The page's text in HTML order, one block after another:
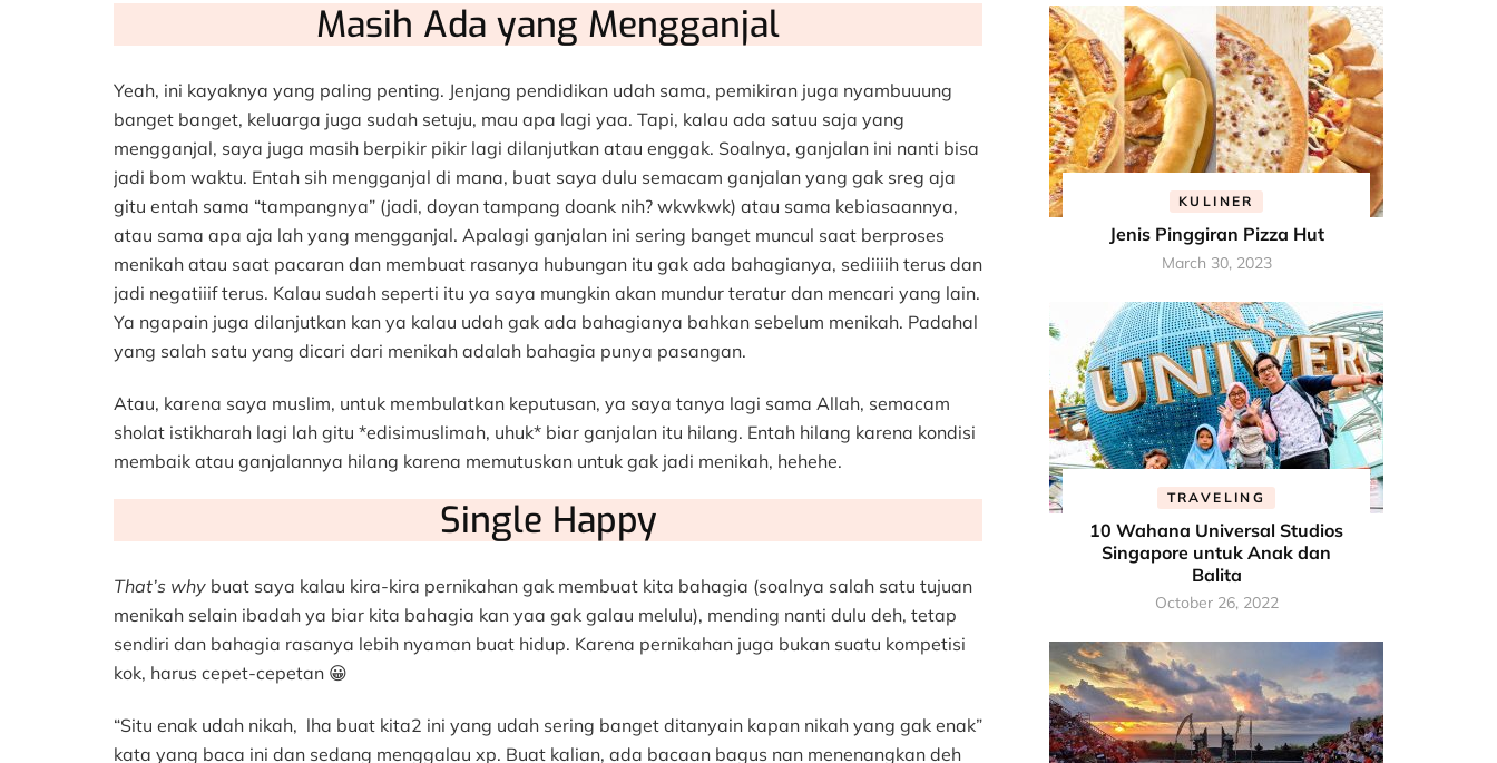
Masih Ada yang Mengganjal
Yeah, ini kayaknya yang paling penting. Jenjang pendidikan udah sama, pemikiran juga nyambuuung
banget banget, keluarga juga sudah setuju, mau apa lagi yaa. Tapi, kalau ada satuu saja yang
mengganjal, saya juga masih berpikir pikir lagi dilanjutkan atau enggak. Soalnya, ganjalan ini nanti bisa
jadi bom waktu. Entah sih mengganjal di mana, buat saya dulu semacam ganjalan yang gak sreg aja
gitu entah sama “tampangnya” (jadi, doyan tampang doank nih? wkwkwk) atau sama kebiasaannya,
atau sama apa aja lah yang mengganjal. Apalagi ganjalan ini sering banget muncul saat berproses
menikah atau saat pacaran dan membuat rasanya hubungan itu gak ada bahagianya, sediiiih terus dan
jadi negatiiif terus. Kalau sudah seperti itu ya saya mungkin akan mundur teratur dan mencari yang lain.
Ya ngapain juga dilanjutkan kan ya kalau udah gak ada bahagianya bahkan sebelum menikah. Padahal
yang salah satu yang dicari dari menikah adalah bahagia punya pasangan.
Atau, karena saya muslim, untuk membulatkan keputusan, ya saya tanya lagi sama Allah, semacam
sholat istikharah lagi lah gitu *edisimuslimah, uhuk* biar ganjalan itu hilang. Entah hilang karena kondisi
membaik atau ganjalannya hilang karena memutuskan untuk gak jadi menikah, hehehe.
Single Happy
That’s why buat saya kalau kira-kira pernikahan gak membuat kita bahagia (soalnya salah satu tujuan
menikah selain ibadah ya biar kita bahagia kan yaa gak galau melulu), mending nanti dulu deh, tetap
sendiri dan bahagia rasanya lebih nyaman buat hidup. Karena pernikahan juga bukan suatu kompetisi
kok, harus cepet-cepetan 😀
“Situ enak udah nikah, lha buat kita2 ini yang udah sering banget ditanyain kapan nikah yang gak enak”
kata yang baca ini dan sedang menggalau xp. Buat kalian, ada bacaan bagus nan menenangkan deh
KULINER
Jenis Pinggiran Pizza Hut
March 30, 2023
TRAVELING
10 Wahana Universal Studios
Singapore untuk Anak dan
Balita
October 26, 2022